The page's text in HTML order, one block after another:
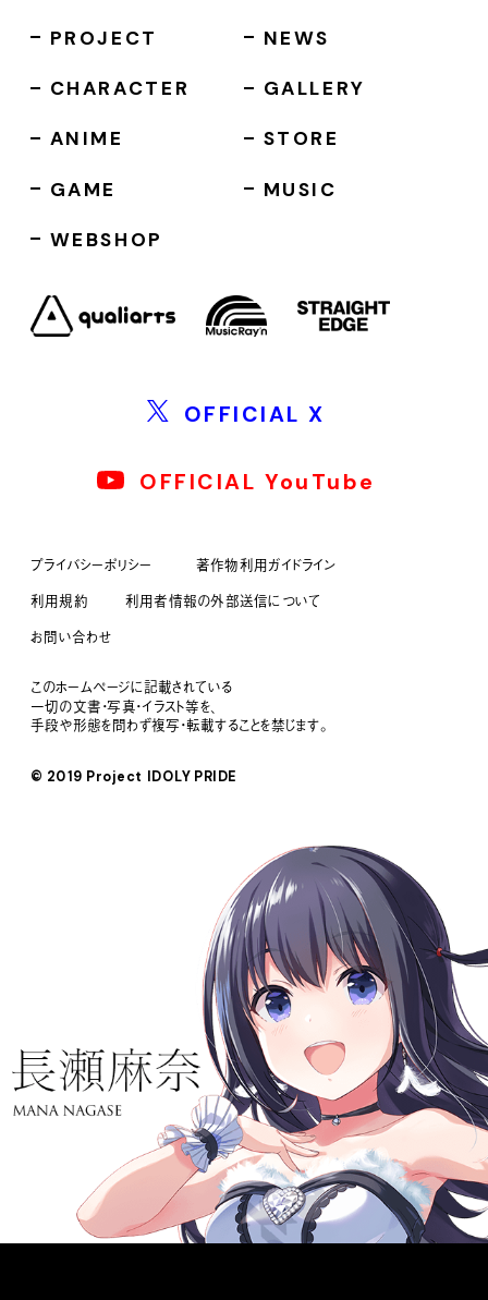
PROJECT
CHARACTER
ANIME
GAME
WEBSHOP
NEWS
GALLERY
STORE
MUSIC
OFFICIAL X
OFFICIAL YouTube
プライバシーポリシー
著作物利用ガイドライン
利用規約
利用者情報の外部送信について
お問い合わせ
このホームページに記載されている
一切の文書・写真・イラスト等を、
手段や形態を問わず複写・転載することを禁じます。
© 2019 Project IDOLY PRIDE